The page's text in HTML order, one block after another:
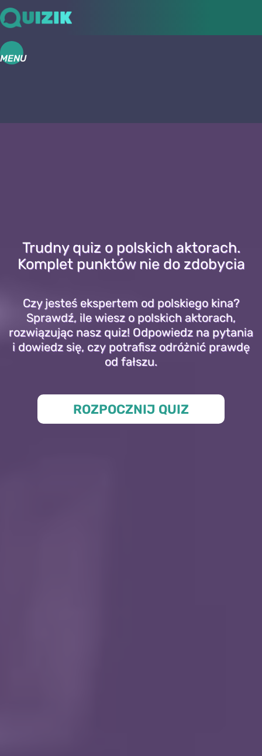
MENU
Trudny quiz o polskich aktorach.
Komplet punktów nie do zdobycia
Czy jesteś ekspertem od polskiego kina?
Sprawdź, ile wiesz o polskich aktorach,
rozwiązując nasz quiz! Odpowiedz na pytania
i dowiedz się, czy potrafisz odróżnić prawdę
od fałszu.
ROZPOCZNIJ QUIZ